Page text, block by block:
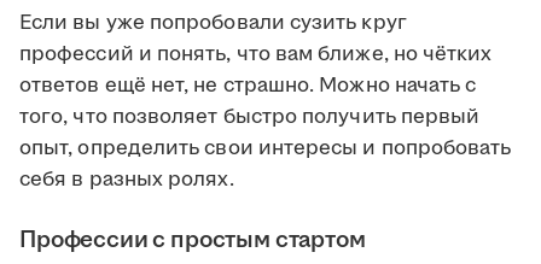
Если вы уже попробовали сузить круг
профессий и понять, что вам ближе, но чётких
ответов ещё нет, не страшно. Можно начать с
того, что позволяет быстро получить первый
опыт, определить свои интересы и попробовать
себя в разных ролях.
Профессии с простым стартом